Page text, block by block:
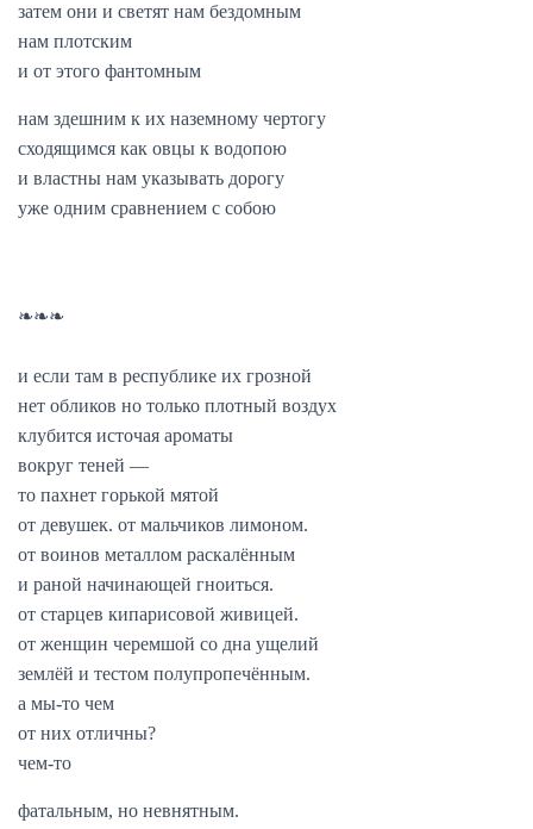
затем они и светят нам бездомным
нам плотским
и от этого фантомным
нам здешним к их наземному чертогу
сходящимся как овцы к водопою
и властны нам указывать дорогу
уже одним сравнением с собою
❧❧❧
и если там в республике их грозной
нет обликов но только плотный воздух
клубится источая ароматы
вокруг теней —
то пахнет горькой мятой
от девушек. от мальчиков лимоном.
от воинов металлом раскалённым
и раной начинающей гноиться.
от старцев кипарисовой живицей.
от женщин черемшой со дна ущелий
землёй и тестом полупропечённым.
а мы-то чем
от них отличны?
чем-то
фатальным, но невнятным.